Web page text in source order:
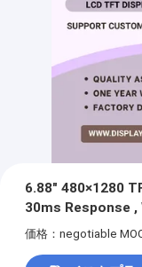
6.88" 480×1280
30ms Response
価格：negotiable